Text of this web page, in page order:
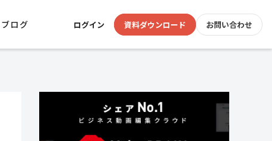
ブログ ログイン 資料ダウンロード お問い合わせ